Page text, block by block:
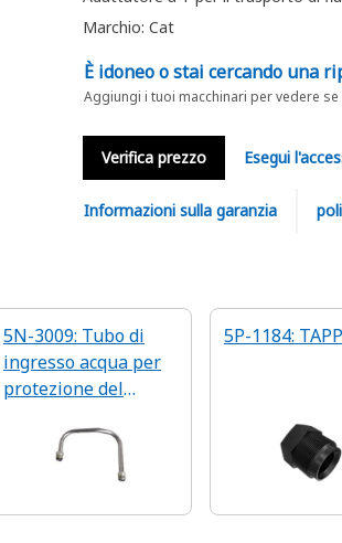
Marchio: Cat
È idoneo o stai cercando una
Aggiungi i tuoi macchinari per vedere
Verifica prezzo Esegui
Informazioni sulla garanzia
5N-3009: Tubo di
ingresso acqua per
protezione del
lato sinistro
5P-1184: